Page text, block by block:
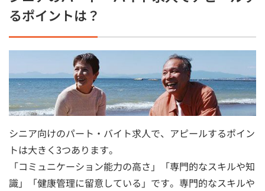
るポイントは？
シニア向けのパート・バイト求人で、アピールするポイン
トは大きく3つあります。
「コミュニケーション能力の高さ」「専門的なスキルや知
識」「健康管理に留意している」です。専門的なスキルや